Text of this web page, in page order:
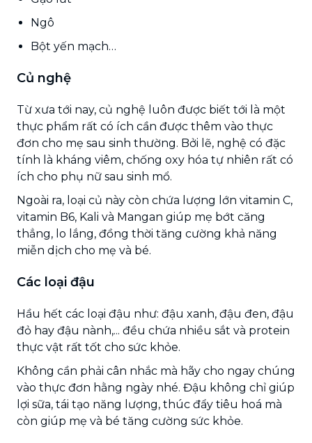
Ngô
Bột yến mạch…
Củ nghệ
Từ xưa tới nay, củ nghệ luôn được biết tới là một
thực phẩm rất có ích cần được thêm vào thực
đơn cho mẹ sau sinh thường. Bởi lẽ, nghệ có đặc
tính là kháng viêm, chống oxy hóa tự nhiên rất có
ích cho phụ nữ sau sinh mổ.
Ngoài ra, loại củ này còn chứa lượng lớn vitamin C,
vitamin B6, Kali và Mangan giúp mẹ bớt căng
thẳng, lo lắng, đồng thời tăng cường khả năng
miễn dịch cho mẹ và bé.
Các loại đậu
Hầu hết các loại đậu như: đậu xanh, đậu đen, đậu
đỏ hay đậu nành,... đều chứa nhiều sắt và protein
thực vật rất tốt cho sức khỏe.
Không cần phải cân nhắc mà hãy cho ngay chúng
vào thực đơn hằng ngày nhé. Đậu không chỉ giúp
lợi sữa, tái tạo năng lượng, thúc đẩy tiêu hoá mà
còn giúp mẹ và bé tăng cường sức khỏe.